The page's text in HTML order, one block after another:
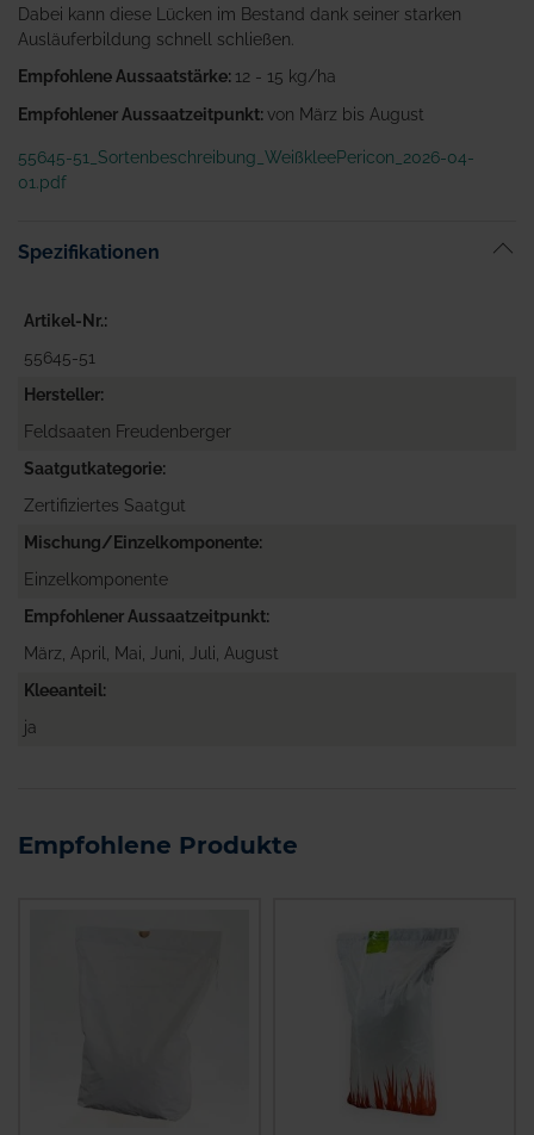
Dabei kann diese Lücken im Bestand dank seiner starken
Ausläuferbildung schnell schließen.
Empfohlene Aussaatstärke: 12 - 15 kg/ha
Empfohlener Aussaatzeitpunkt:von März bis August
55645-51_Sortenbeschreibung_WeißkleePericon_2026-04-
01.pdf
Spezifikationen
Artikel-Nr.
55645-51
Hersteller
Feldsaaten Freudenberger
Saatgutkategorie
Zertifiziertes Saatgut
Mischung/Einzelkomponente
Einzelkomponente
Empfohlener Aussaatzeitpunkt
März, April, Mai, Juni, Juli, August
Kleeanteil
ja
Empfohlene Produkte